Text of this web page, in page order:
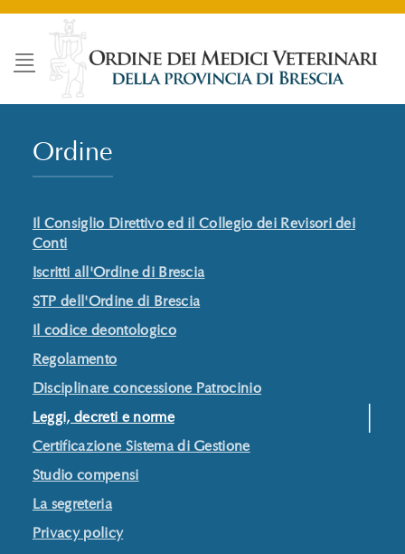
Salta
contenuti
Ordine
Il Consiglio Direttivo ed il Collegio dei Revisori dei
Conti
Iscritti all'Ordine di Brescia
STP dell'Ordine di Brescia
Il codice deontologico
Regolamento
Disciplinare concessione Patrocinio
Leggi, decreti e norme
Certificazione Sistema di Gestione
Studio compensi
La segreteria
Privacy policy